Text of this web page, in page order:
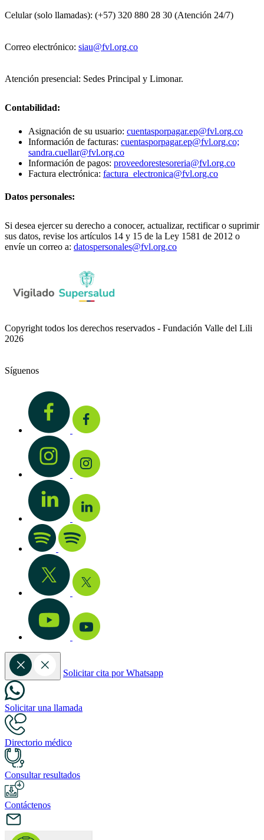
Celular (solo llamadas): (+57) 320 880 28 30 (Atención 24/7)
Correo electrónico: siau@fvl.org.co
Atención presencial: Sedes Principal y Limonar.
Contabilidad:
Asignación de su usuario: cuentasporpagar.ep@fvl.org.co
Información de facturas: cuentasporpagar.ep@fvl.org.co;
sandra.cuellar@fvl.org.co
Información de pagos: proveedorestesoreria@fvl.org.co
Factura electrónica: factura_electronica@fvl.org.co
Datos personales:
Si desea ejercer su derecho a conocer, actualizar, rectificar o suprimir
sus datos, revise los artículos 14 y 15 de la Ley 1581 de 2012 o
envíe un correo a: datospersonales@fvl.org.co
Copyright todos los derechos reservados - Fundación Valle del Lili
2026
Síguenos
Solicitar cita por Whatsapp
Solicitar una llamada
Directorio médico
Consultar resultados
Contáctenos